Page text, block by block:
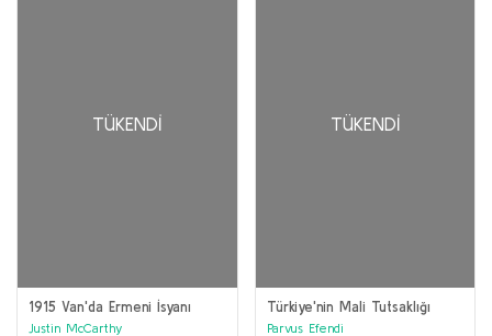
TÜKENDI
1915 Van'da Ermeni İsyanı
Justin McCarthy
TÜKENDI
Türkiye'nin Mali Tutsaklığı
Parvus Efendi